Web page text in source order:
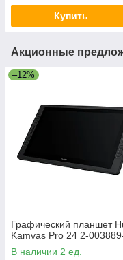
Купить
Акционные
–12%
Графический планшет
Kamvas Pro 24 2-
В наличии 2 ед.